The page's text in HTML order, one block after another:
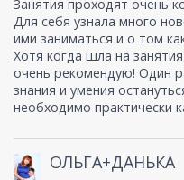
Занятия проходят очень
Для себя узнала много
ими заниматься и о том
Хотя когда шла на
очень рекомендую! Один
знания и умения
необходимо практически
ОЛЬГА+ДАНЬКА